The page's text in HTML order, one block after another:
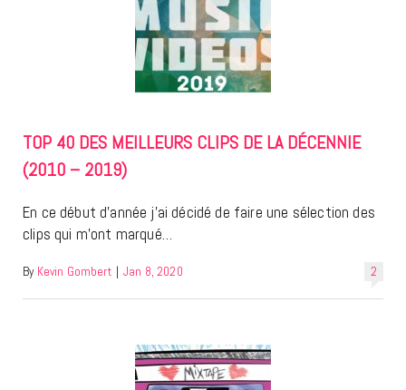
TOP 40 DES MEILLEURS CLIPS DE LA DÉCENNIE
(2010 – 2019)
En ce début d’année j’ai décidé de faire une sélection des
clips qui m’ont marqué…
2
By Kevin Gombert | Jan 8, 2020